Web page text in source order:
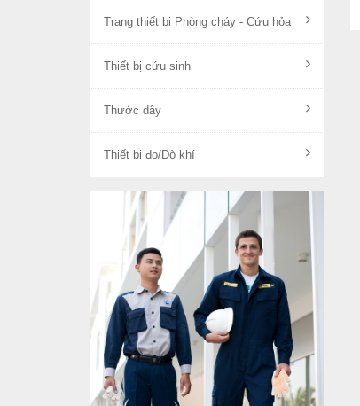
Trang thiết bị Phòng cháy - Cứu hỏa
Thiết bị cứu sinh
Thước dây
Thiết bị đo/Dò khí